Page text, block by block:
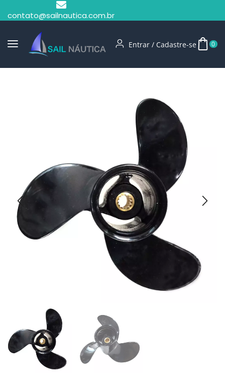
contato@sailnautica.com.br
Entrar / Cadastre-se 0